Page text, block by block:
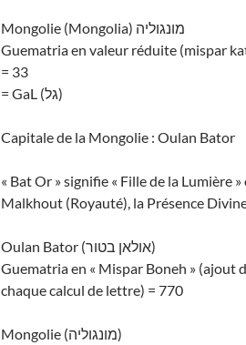
Mongolie (Mongolia) מונגוליה
Guematria en valeur réduite (mispar
= 33
= GaL (גל)
Capitale de la Mongolie : Oulan Bator
« Bat Or » signifie « Fille de la Lumière
Malkhout (Royauté), la Présence
Oulan Bator (אולאן בטור)
Guematria en « Mispar Boneh » (ajout
chaque calcul de lettre) = 770
Mongolie (מונגוליה)